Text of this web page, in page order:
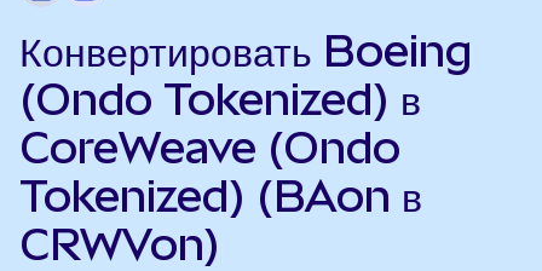
Конвертировать Boeing
(Ondo Tokenized) в
CoreWeave (Ondo
Tokenized) (BAon в
CRWVon)